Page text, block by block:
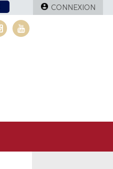
CONNEXION